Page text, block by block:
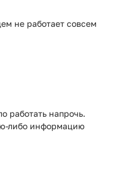
не работает совсем
работать напрочь.
либо информацию